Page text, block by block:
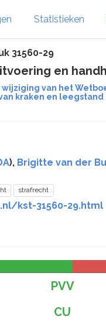
Statistieken
31560-29
en
van het
kraken en leegstand
), Brigitte van der
strafrecht
kst-31560-29.html
PVV
CU